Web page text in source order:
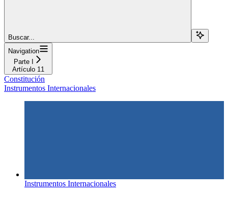
Buscar...
Navigation
Parte I
Artículo 11
Constitución
Instrumentos Internacionales
Instrumentos Internacionales